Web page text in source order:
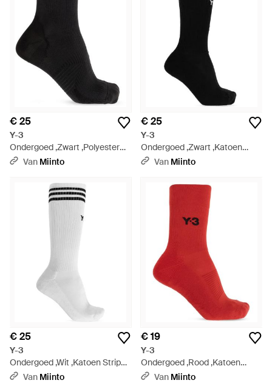
€ 25
Y-3
Ondergoed ,Zwart ,Polyester
Running Socks - Zwart
Van Miinto
€ 25
Y-3
Ondergoed ,Zwart ,Katoen
Stripes High Socks - Zwart
Van Miinto
€ 25
Y-3
Ondergoed ,Wit ,Katoen Stripes
High Socks - Wit
Van Miinto
€ 19
Y-3
Ondergoed ,Rood ,Katoen
Classic Crew Socks - Rood
Van Miinto